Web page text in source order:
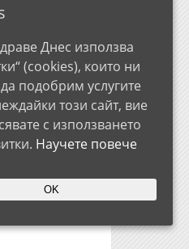
и Цена,
2026
и Цена,
2026
Днес използва
(cookies), които ни
подобрим услугите
този сайт, вие
с използването
Научете повече
OK